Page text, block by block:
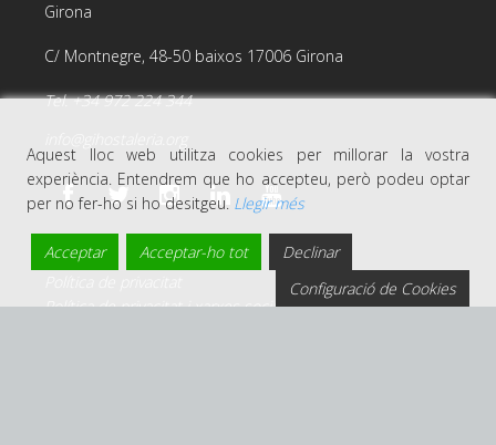
Girona
C/ Montnegre, 48-50 baixos 17006 Girona
Tel. +34 972 224 344
Avís legal
Política de privacitat i xarxes socials
Aquest lloc web utilitza cookies per millorar la vostra
experiència. Entendrem que ho accepteu, però podeu optar
per no fer-ho si ho desitgeu. Llegir més
Acceptar Acceptar-ho tot
Declinar
Configuració de Cookies